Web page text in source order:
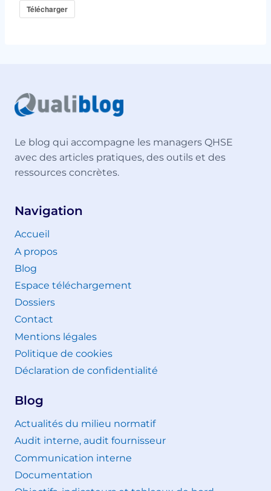
Télécharger
Le blog qui accompagne les managers QHSE
avec des articles pratiques, des outils et des
ressources concrètes.
Navigation
Accueil
A propos
Blog
Espace téléchargement
Dossiers
Contact
Mentions légales
Politique de cookies
Déclaration de confidentialité
Blog
Actualités du milieu normatif
Audit interne, audit fournisseur
Communication interne
Documentation